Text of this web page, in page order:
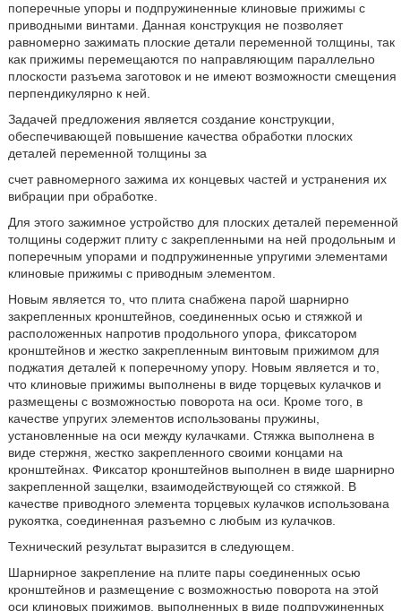
поперечные упоры и подпружиненные клиновые прижимы с
приводными винтами. Данная конструкция не позволяет
равномерно зажимать плоские детали переменной толщины, так
как прижимы перемещаются по направляющим параллельно
плоскости разъема заготовок и не имеют возможности смещения
перпендикулярно к ней.
Задачей предложения является создание конструкции,
обеспечивающей повышение качества обработки плоских
деталей переменной толщины за
счет равномерного зажима их концевых частей и устранения их
вибрации при обработке.
Для этого зажимное устройство для плоских деталей переменной
толщины содержит плиту с закрепленными на ней продольным и
поперечным упорами и подпружиненные упругими элементами
клиновые прижимы с приводным элементом.
Новым является то, что плита снабжена парой шарнирно
закрепленных кронштейнов, соединенных осью и стяжкой и
расположенных напротив продольного упора, фиксатором
кронштейнов и жестко закрепленным винтовым прижимом для
поджатия деталей к поперечному упору. Новым является и то,
что клиновые прижимы выполнены в виде торцевых кулачков и
размещены с возможностью поворота на оси. Кроме того, в
качестве упругих элементов использованы пружины,
установленные на оси между кулачками. Стяжка выполнена в
виде стержня, жестко закрепленного своими концами на
кронштейнах. Фиксатор кронштейнов выполнен в виде шарнирно
закрепленной защелки, взаимодействующей со стяжкой. В
качестве приводного элемента торцевых кулачков использована
рукоятка, соединенная разъемно с любым из кулачков.
Технический результат выразится в следующем.
Шарнирное закрепление на плите пары соединенных осью
кронштейнов и размещение с возможностью поворота на этой
оси клиновых прижимов, выполненных в виде подпружиненных